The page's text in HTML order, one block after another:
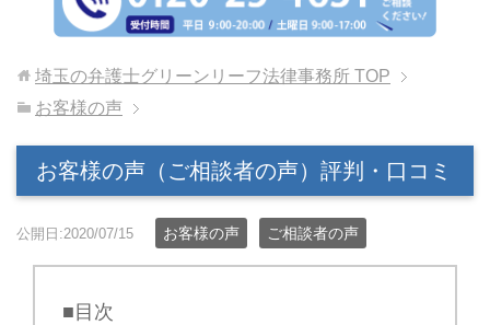
埼玉の弁護士グリーンリーフ法律事務所 TOP
お客様の声
お客様の声（ご相談者の声）評判・口コミ
公開日:2020/07/15 お客様の声 ご相談者の声
■目次